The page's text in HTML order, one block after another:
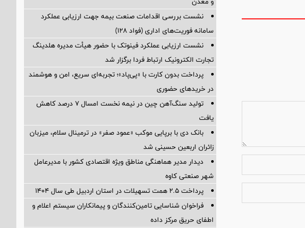
نشست بررسی اقدامات صنعت بیمه جهت ارزیابی عملکرد
سامانه فوریت‌های اداری (فواد ۱۲۸)
نشست ارزیابی عملکرد فینوتک با حضور هیأت‌ مدیره هلدینگ
تجارت الکترونیک ارتباط فردا برگزار شد
پرداخت بدون کارت با «پی‌پاد»؛ تجربه‌ای سریع، امن و هوشمند
در خریدهای حضوری
تولید سنگ‌آهن چین در نیمه نخست امسال ۷ درصد کاهش
یافت
بانک دی با برپایی موکب «عمود صفر» در ترمینال سلام، میزبان
زائران اربعین حسینی شد
دیدار مدیر هماهنگی مناطق ویژه اقتصادی کشور با مدیرعامل
شهر صنعتی کاوه
پرداخت ۲.۵ همت تسهیلات در استان اردبیل طی سال ۱۴۰۴
فراخوان شناسایی تامین‌کنندگان و پیمانکاران سیستم اعلام و
اطفای حریق مرکز داده